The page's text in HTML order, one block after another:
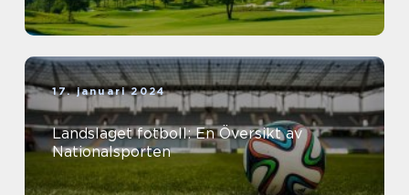
17. januari 2024
Landslaget fotboll: En Översikt av
Nationalsporten